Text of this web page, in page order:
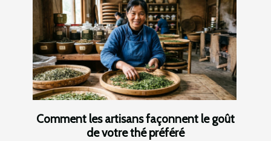
Comment les artisans façonnent le goût
de votre thé préféré